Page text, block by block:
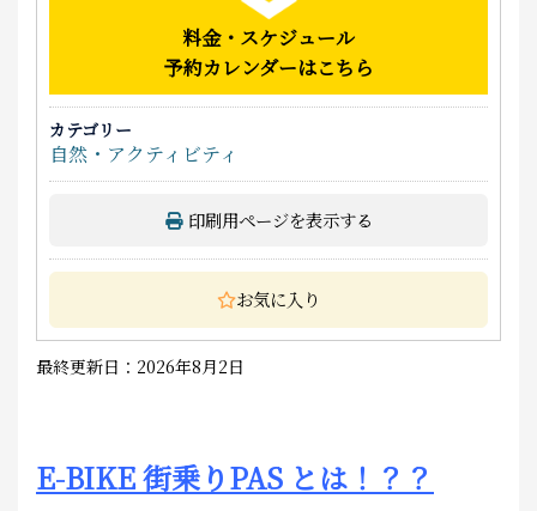
料金・スケジュール
予約カレンダーはこちら
カテゴリー
自然・アクティビティ
印刷用ページを表示する
お気に入り
最終更新日：2026年8月2日
E-BIKE 街乗りPAS とは！？？